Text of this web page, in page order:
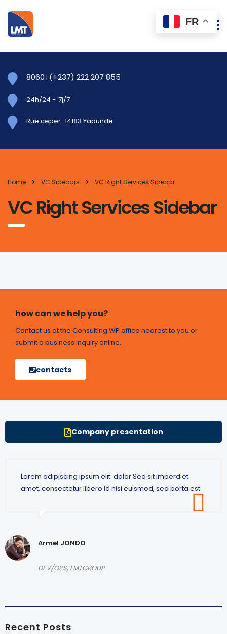
8060 | (+237) 222 207 855
24h/24 - 7j/7
Rue ceper 14183 Yaoundé
Home VC Sidebars VC Right Services Sidebar
VC Right Services Sidebar
how can we help you?
Contact us at the Consulting WP office nearest to you or
submit a business inquiry online.
contacts
Company presentation
Lorem adipiscing ipsum elit. dolor Sed sit imperdiet
amet, consectetur libero id nisi euismod, sed porta est
Armel JONDO
DEV/OPS, LMTGROUP
Recent Posts
FR